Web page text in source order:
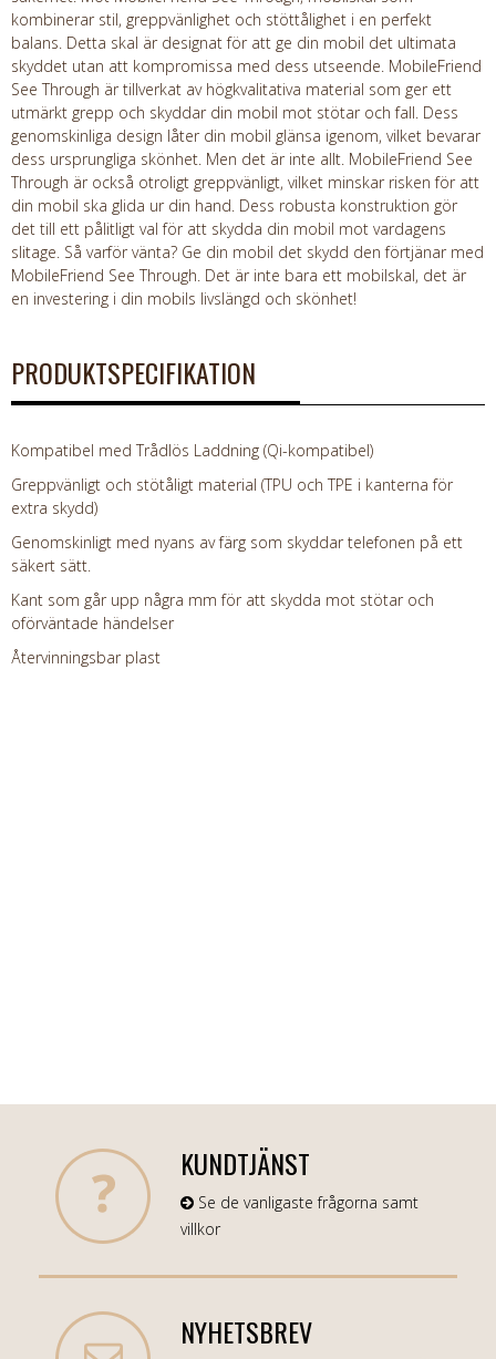
kombinerar stil, greppvänlighet och stöttålighet i en perfekt
balans. Detta skal är designat för att ge din mobil det ultimata
skyddet utan att kompromissa med dess utseende. MobileFriend
See Through är tillverkat av högkvalitativa material som ger ett
utmärkt grepp och skyddar din mobil mot stötar och fall. Dess
genomskinliga design låter din mobil glänsa igenom, vilket bevarar
dess ursprungliga skönhet. Men det är inte allt. MobileFriend See
Through är också otroligt greppvänligt, vilket minskar risken för att
din mobil ska glida ur din hand. Dess robusta konstruktion gör
det till ett pålitligt val för att skydda din mobil mot vardagens
slitage. Så varför vänta? Ge din mobil det skydd den förtjänar med
MobileFriend See Through. Det är inte bara ett mobilskal, det är
en investering i din mobils livslängd och skönhet!
PRODUKTSPECIFIKATION
Kompatibel med Trådlös Laddning (Qi-kompatibel)
Greppvänligt och stötåligt material (TPU och TPE i kanterna för
extra skydd)
Genomskinligt med nyans av färg som skyddar telefonen på ett
säkert sätt.
Kant som går upp några mm för att skydda mot stötar och
oförväntade händelser
Återvinningsbar plast
KUNDTJÄNST
Se de vanligaste frågorna samt
villkor
NYHETSBREV